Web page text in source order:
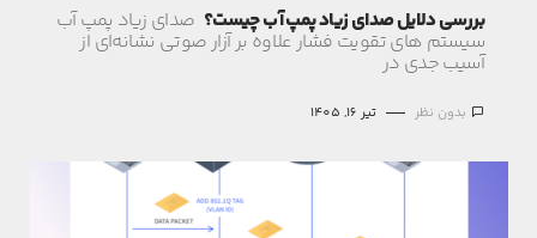
بررسی دلایل صدای زیاد پمپ آب چیست؟ صدای زیاد پمپ آب
سیستم های تقویت فشار علاوه بر آزار صوتی نشانه‌ای از
آسیب جدی در
بدون نظر تیر 16, 1405